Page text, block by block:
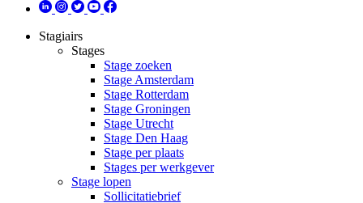
Stagiairs
Stages
Stage zoeken
Stage Amsterdam
Stage Rotterdam
Stage Groningen
Stage Utrecht
Stage Den Haag
Stage per plaats
Stages per werkgever
Stage lopen
Sollicitatiebrief